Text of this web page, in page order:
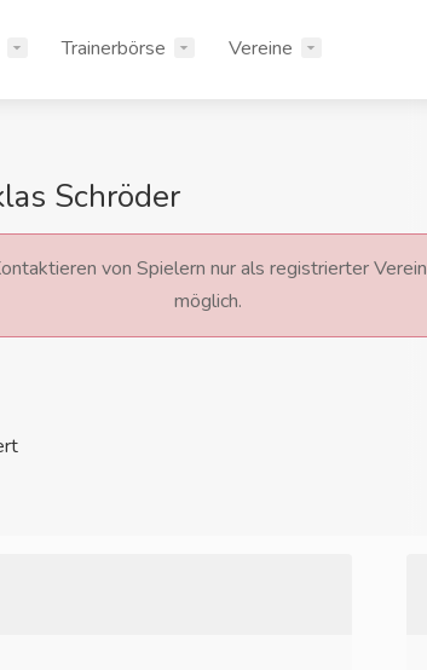
Trainerbörse Vereine
Schröder
von Spielern nur als registrierter Verein
möglich.